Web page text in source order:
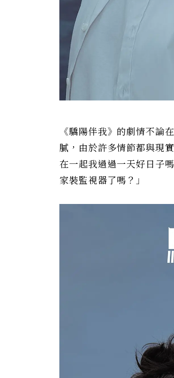
《驕陽伴我》的劇情不論
膩，由於許多情節都與現
在一起我過過一天好日子
家裝監視器了嗎？」